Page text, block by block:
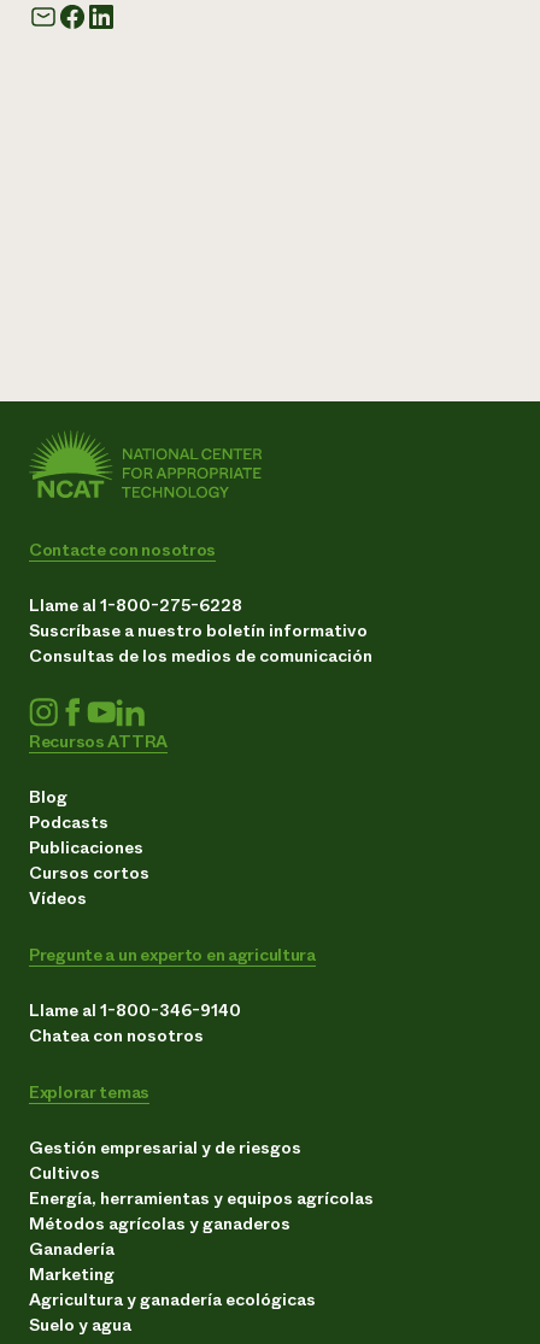
Contacte con nosotros
Llame al 1-800-275-6228
Suscríbase a nuestro boletín informativo
Consultas de los medios de comunicación
Recursos ATTRA
Blog
Podcasts
Publicaciones
Cursos cortos
Vídeos
Pregunte a un experto en agricultura
Llame al 1-800-346-9140
Chatea con nosotros
Explorar temas
Gestión empresarial y de riesgos
Cultivos
Energía, herramientas y equipos agrícolas
Métodos agrícolas y ganaderos
Ganadería
Marketing
Agricultura y ganadería ecológicas
Suelo y agua